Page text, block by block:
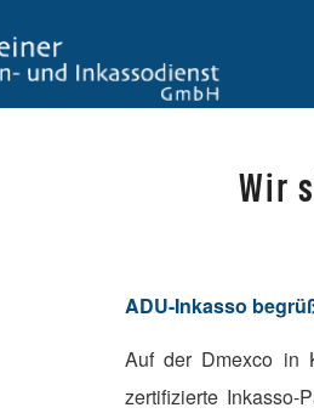
Wir
ADU-Inkasso
Auf der Dmexco in
zertifizierte Inkasso-